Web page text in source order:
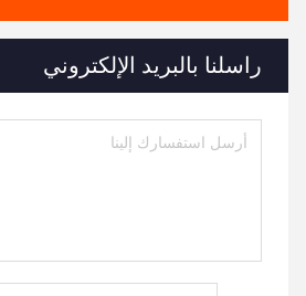
راسلنا بالبريد الإلكتروني